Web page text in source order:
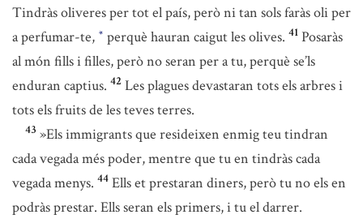
Tindràs oliveres per tot el país, però ni tan sols faràs oli per
a perfumar-te, * perquè hauran caigut les olives. 41 Posaràs
al món fills i filles, però no seran per a tu, perquè se’ls
enduran captius. 42 Les plagues devastaran tots els arbres i
tots els fruits de les teves terres.
43 »Els immigrants que resideixen enmig teu tindran
cada vegada més poder, mentre que tu en tindràs cada
vegada menys. 44 Ells et prestaran diners, però tu no els en
podràs prestar. Ells seran els primers, i tu el darrer.